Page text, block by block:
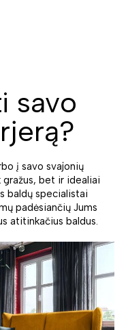
savo
į savo svajonių
gražus, bet ir idealiai
baldų specialistai
padėsiančių Jums
atitinkačius baldus.